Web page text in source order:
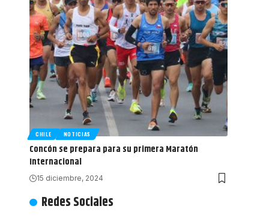
CHILE NOTICIAS
Concón se prepara para su primera Maratón
Internacional
15 diciembre, 2024
Redes Sociales